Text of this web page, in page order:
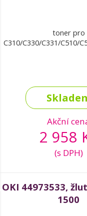
toner pro
C310/C330/C331/C510/
Akční
2 958
(s DPH)
OKI 44973533,
1500